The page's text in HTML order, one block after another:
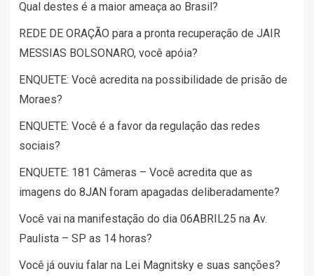
Qual destes é a maior ameaça ao Brasil?
REDE DE ORAÇÃO para a pronta recuperação de JAIR
MESSIAS BOLSONARO, você apóia?
ENQUETE: Você acredita na possibilidade de prisão de
Moraes?
ENQUETE: Você é a favor da regulação das redes
sociais?
ENQUETE: 181 Câmeras – Você acredita que as
imagens do 8JAN foram apagadas deliberadamente?
Você vai na manifestação do dia 06ABRIL25 na Av.
Paulista – SP as 14 horas?
Você já ouviu falar na Lei Magnitsky e suas sanções?